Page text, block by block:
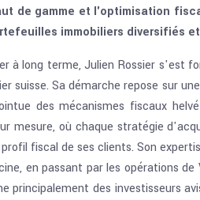
de gamme et l'optimisation
immobiliers diversifiés
à long terme, Julien Rossier s'est
suisse. Sa démarche repose sur
des mécanismes fiscaux
mesure, où chaque stratégie
fiscal de ses clients. Son
en passant par les opérations
principalement des investisseurs